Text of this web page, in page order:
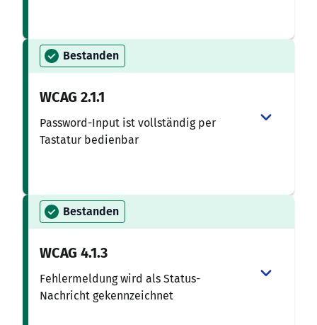
Bestanden
WCAG 2.1.1
Password-Input ist vollständig per
Tastatur bedienbar
Bestanden
WCAG 4.1.3
Fehlermeldung wird als Status-
Nachricht gekennzeichnet